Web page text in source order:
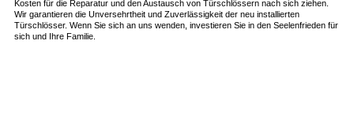
Kosten für die Reparatur und den Austausch von Türschlössern nach sich ziehen.
Wir garantieren die Unversehrtheit und Zuverlässigkeit der neu installierten
Türschlösser. Wenn Sie sich an uns wenden, investieren Sie in den Seelenfrieden für
sich und Ihre Familie.